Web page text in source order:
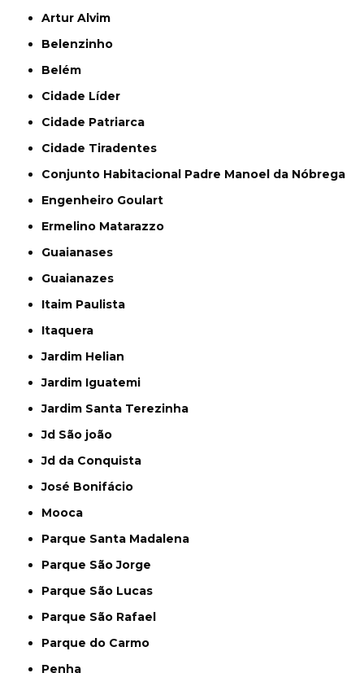
Artur Alvim
Belenzinho
Belém
Cidade Líder
Cidade Patriarca
Cidade Tiradentes
Conjunto Habitacional Padre Manoel da Nóbrega
Engenheiro Goulart
Ermelino Matarazzo
Guaianases
Guaianazes
Itaim Paulista
Itaquera
Jardim Helian
Jardim Iguatemi
Jardim Santa Terezinha
Jd São joão
Jd da Conquista
José Bonifácio
Mooca
Parque Santa Madalena
Parque São Jorge
Parque São Lucas
Parque São Rafael
Parque do Carmo
Penha